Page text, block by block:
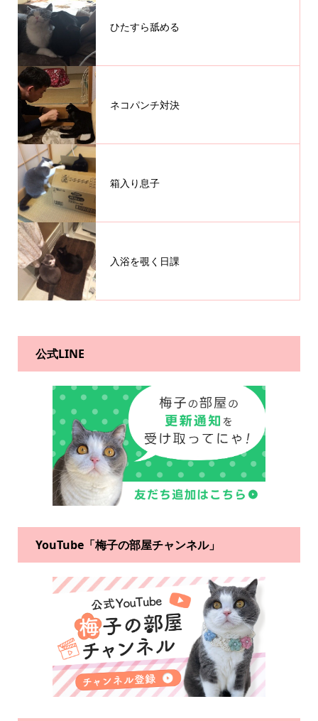
ひたすら舐める
ネコパンチ対決
箱入り息子
入浴を覗く日課
公式LINE
YouTube「梅子の部屋チャンネル」